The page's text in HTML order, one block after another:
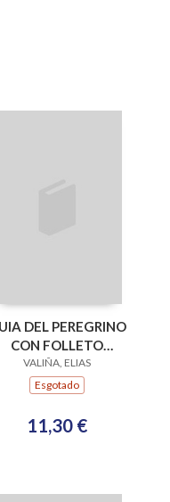
DEL PEREGRINO
CON FOLLETO
(ESGOTADO)
VALIÑA, ELIAS
Esgotado
11,30 €